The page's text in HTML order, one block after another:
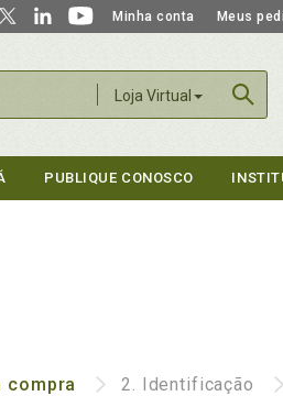
Minha conta Meus
Loja Virtual
PUBLIQUE CONOSCO
compra 2. Identificação